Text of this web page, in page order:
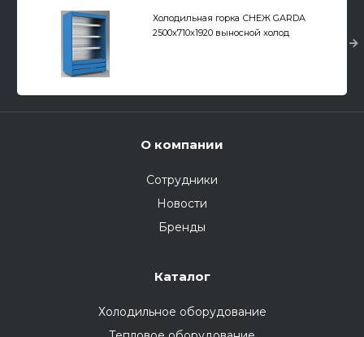
Холодильная горка СНЕЖ GARDA
2500x710x1920 выносной холод
О компании
Сотрудники
Новости
Бренды
Каталог
Холодильное оборудование